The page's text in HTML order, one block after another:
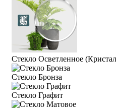
Стекло Осветленное
Стекло Бронза
Стекло Графит